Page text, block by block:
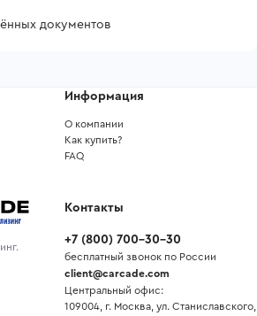
документов
Информация
О компании
Как купить?
FAQ
Контакты
+7 (800) 700-30-30
бесплатный звонок по России
client@carcade.com
Центральный офис:
109004, г. Москва, ул. Станиславского,